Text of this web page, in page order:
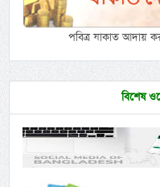
পবিত্র যাকাত আদায়
বিশেষ